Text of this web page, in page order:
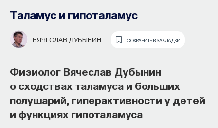
Таламус и гипоталамус
ВЯЧЕСЛАВ ДУБЫНИН СОХРАНИТЬ В ЗАКЛАДКИ
Физиолог Вячеслав Дубынин
о сходствах таламуса и больших
полушарий, гиперактивности у детей
и функциях гипоталамуса
образования и рынок труда —
«Мыслить как учёный» #57
Зачем университету длинный
горизонт планирования и как
ИИ меняет саму организацию
мышления и обучения